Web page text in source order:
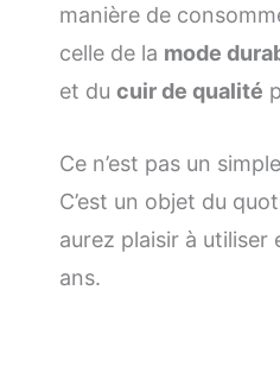
manière de
celle de la mode
et du cuir de qualité
Ce n’est pas un
C’est un objet du
aurez plaisir à utiliser
ans.